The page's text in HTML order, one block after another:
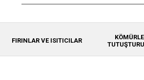
FIRINLAR VE ISITICILAR